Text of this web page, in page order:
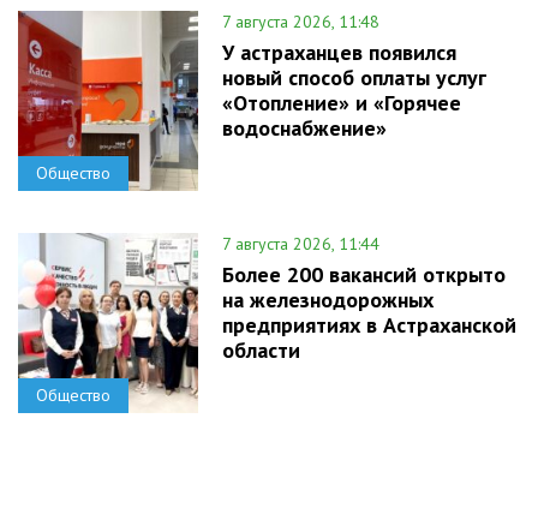
Общество
7 августа 2026, 11:48
У астраханцев появился
новый способ оплаты услуг
«Отопление» и «Горячее
водоснабжение»
Общество
7 августа 2026, 11:44
Более 200 вакансий открыто
на железнодорожных
предприятиях в Астраханской
области